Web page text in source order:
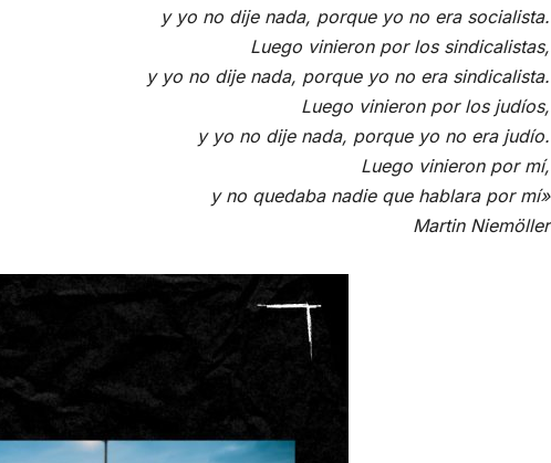
y yo no dije nada, porque yo no era socialista.
Luego vinieron por los sindicalistas,
y yo no dije nada, porque yo no era sindicalista.
Luego vinieron por los judíos,
y yo no dije nada, porque yo no era judío.
Luego vinieron por mí,
y no quedaba nadie que hablara por mí»
Martin Niemöller